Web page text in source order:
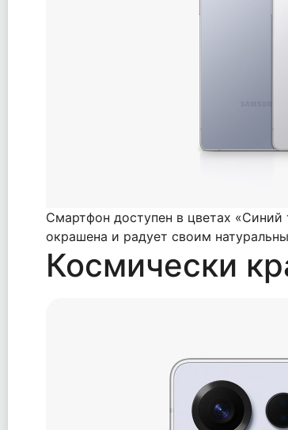
Смартфон доступен в цветах
окрашена и радует своим
Космически